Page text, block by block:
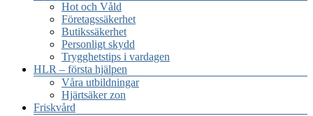
hälsa,
säkerhet.
Hot och Våld
Företagssäkerhet
Butikssäkerhet
Personligt skydd
Trygghetstips i vardagen
HLR – första hjälpen
Våra utbildningar
Hjärtsäker zon
Friskvård